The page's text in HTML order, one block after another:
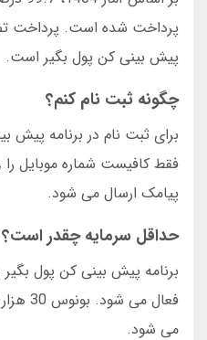
پرداخت شده است. پرداخت
پیش بینی کن پول بگیر است.
چگونه ثبت نام کنم؟
برای ثبت نام در برنامه پیش
پیامک ارسال می شود.
حداقل سرمایه چقدر است؟
برنامه پیش بینی کن پول بگیر
فعال
می شود.